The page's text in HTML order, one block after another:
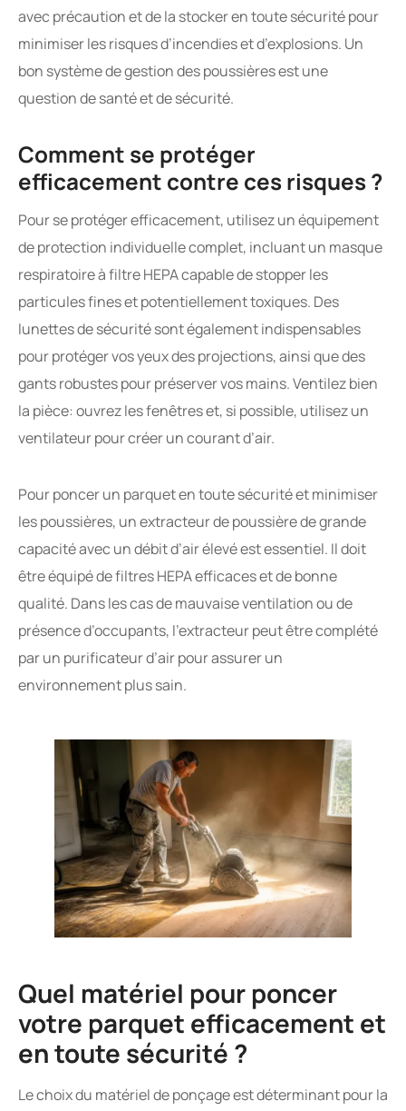
avec précaution et de la stocker en toute sécurité pour
minimiser les risques d’incendies et d’explosions. Un
bon système de gestion des poussières est une
question de santé et de sécurité.
Comment se protéger
efficacement contre ces risques ?
Pour se protéger efficacement, utilisez un équipement
de protection individuelle complet, incluant un masque
respiratoire à filtre HEPA capable de stopper les
particules fines et potentiellement toxiques. Des
lunettes de sécurité sont également indispensables
pour protéger vos yeux des projections, ainsi que des
gants robustes pour préserver vos mains. Ventilez bien
la pièce: ouvrez les fenêtres et, si possible, utilisez un
ventilateur pour créer un courant d’air.
Pour poncer un parquet en toute sécurité et minimiser
les poussières, un extracteur de poussière de grande
capacité avec un débit d’air élevé est essentiel. Il doit
être équipé de filtres HEPA efficaces et de bonne
qualité. Dans les cas de mauvaise ventilation ou de
présence d’occupants, l’extracteur peut être complété
par un purificateur d’air pour assurer un
environnement plus sain.
Quel matériel pour poncer
votre parquet efficacement et
en toute sécurité ?
Le choix du matériel de ponçage est déterminant pour la